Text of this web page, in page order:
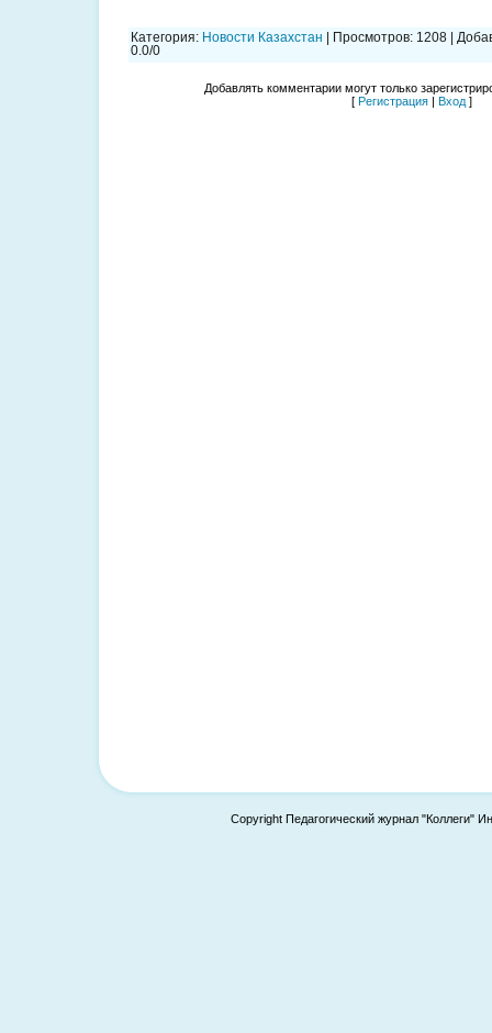
Категория: Новости Казахстан Просмотров: 1208
0.0/0
Добавлять комментарии могут только
[ Регистрация | Вход ]
Copyright Педагогический журнал "Коллеги"